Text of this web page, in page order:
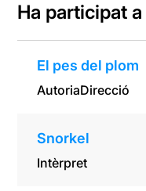
Ha participat a
El pes del plom
AutoriaDirecció
Snorkel
Intèrpret